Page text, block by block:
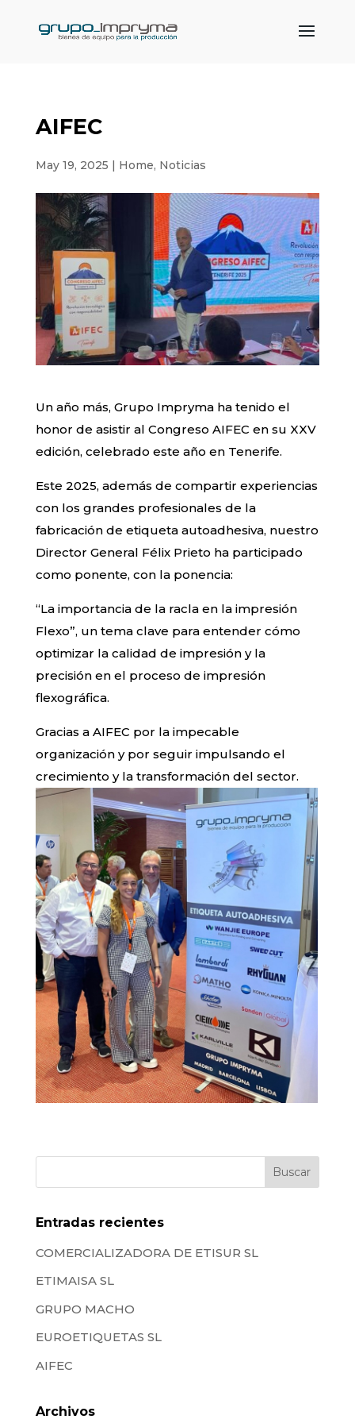
AIFEC
May 19, 2025 | Home, Noticias
Un año más, Grupo Impryma ha tenido el
honor de asistir al Congreso AIFEC en su XXV
edición, celebrado este año en Tenerife.
Este 2025, además de compartir experiencias
con los grandes profesionales de la
fabricación de etiqueta autoadhesiva, nuestro
Director General Félix Prieto ha participado
como ponente, con la ponencia:
“La importancia de la racla en la impresión
Flexo”, un tema clave para entender cómo
optimizar la calidad de impresión y la
precisión en el proceso de impresión
flexográfica.
Gracias a AIFEC por la impecable
organización y por seguir impulsando el
crecimiento y la transformación del sector.
Entradas recientes
COMERCIALIZADORA DE ETISUR SL
ETIMAISA SL
GRUPO MACHO
EUROETIQUETAS SL
AIFEC
Archivos